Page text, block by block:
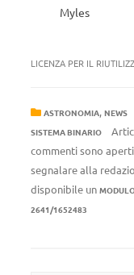
Myles
LICENZA PER IL
ASTRONOMIA, NEWS
SISTEMA BINARIO
commenti sono
segnalare alla
disponibile un
2641/1652483